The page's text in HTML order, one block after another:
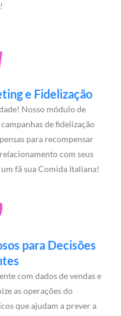
e Fidelização
Nosso módulo de
de fidelização
para recompensar
com seus
fã sua Comida Italiana!
para Decisões
com dados de vendas e
as operações do
que ajudam a prever a